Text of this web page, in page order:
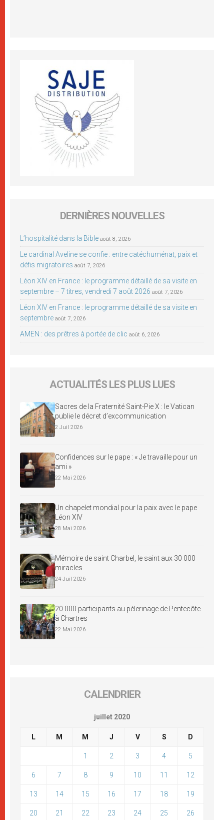
DERNIÈRES NOUVELLES
L’hospitalité dans la Bible août 8, 2026
Le cardinal Aveline se confie : entre catéchuménat, paix et
défis migratoires août 7, 2026
Léon XIV en France : le programme détaillé de sa visite en
septembre – 7 titres, vendredi 7 août 2026 août 7, 2026
Léon XIV en France : le programme détaillé de sa visite en
septembre août 7, 2026
AMEN : des prêtres à portée de clic août 6, 2026
ACTUALITÉS LES PLUS LUES
Sacres de la Fraternité Saint-Pie X : le Vatican
publie le décret d’excommunication
2 Juil 2026
Confidences sur le pape : « Je travaille pour un
ami »
22 Mai 2026
Un chapelet mondial pour la paix avec le pape
Léon XIV
28 Mai 2026
Mémoire de saint Charbel, le saint aux 30 000
miracles
24 Juil 2026
20 000 participants au pèlerinage de Pentecôte
à Chartres
22 Mai 2026
CALENDRIER
juillet 2020
L M M J V S D
1 2 3 4 5
6 7 8 9 10 11 12
13 14 15 16 17 18 19
20 21 22 23 24 25 26